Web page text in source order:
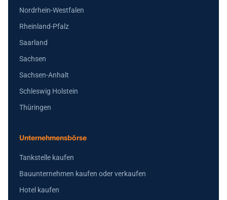
Nordrhein-Westfalen
Rheinland-Pfalz
Saarland
Sachsen
Sachsen-Anhalt
Schleswig Holstein
Thüringen
Unternehmensbörse
Tankstelle kaufen
Bauunternehmen kaufen oder verkaufen
Hotel kaufen